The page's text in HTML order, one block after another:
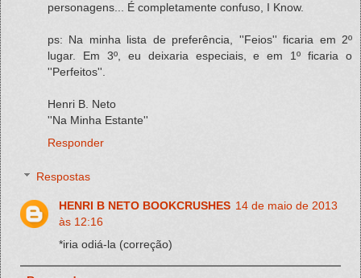
personagens... É completamente confuso, I Know.
ps: Na minha lista de preferência, ''Feios'' ficaria em 2º
lugar. Em 3º, eu deixaria especiais, e em 1º ficaria o
''Perfeitos''.
Henri B. Neto
''Na Minha Estante''
Responder
Respostas
HENRI B NETO BOOKCRUSHES 14 de maio de 2013
às 12:16
*iria odiá-la (correção)